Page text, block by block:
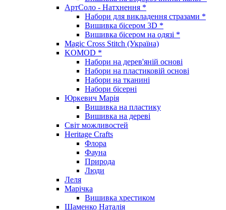
АртСоло - Натхнення *
Набори для викладення стразами *
Вишивка бісером 3D *
Вишивка бісером на одязі *
Magic Cross Stitch (Україна)
KOMOD *
Набори на дерев'яній основі
Набори на пластиковій основі
Набори на тканині
Набори бісерні
Юркевич Марія
Вишивка на пластику
Вишивка на дереві
Світ можливостей
Heritage Crafts
Флора
Фауна
Природа
Люди
Леля
Марічка
Вишивка хрестиком
Шаменко Наталія